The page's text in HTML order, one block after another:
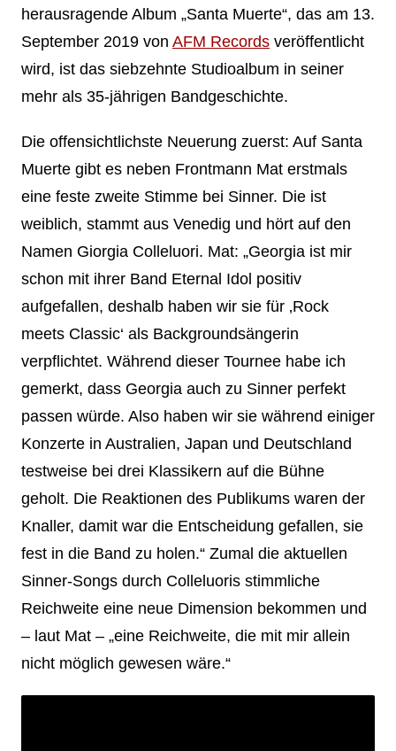
herausragende Album „Santa Muerte“, das am 13.
September 2019 von AFM Recordsveröffentlicht
wird, ist das siebzehnte Studioalbum in seiner
mehr als 35-jährigen Bandgeschichte.
Die offensichtlichste Neuerung zuerst: Auf Santa
Muerte gibt es neben Frontmann Mat erstmals
eine feste zweite Stimme bei Sinner. Die ist
weiblich, stammt aus Venedig und hört auf den
Namen Giorgia Colleluori. Mat: „Georgia ist mir
schon mit ihrer Band Eternal Idol positiv
aufgefallen, deshalb haben wir sie für ‚Rock
meets Classic‘ als Backgroundsängerin
verpflichtet. Während dieser Tournee habe ich
gemerkt, dass Georgia auch zu Sinner perfekt
passen würde. Also haben wir sie während einiger
Konzerte in Australien, Japan und Deutschland
testweise bei drei Klassikern auf die Bühne
geholt. Die Reaktionen des Publikums waren der
Knaller, damit war die Entscheidung gefallen, sie
fest in die Band zu holen.“ Zumal die aktuellen
Sinner-Songs durch Colleluoris stimmliche
Reichweite eine neue Dimension bekommen und
– laut Mat – „eine Reichweite, die mit mir allein
nicht möglich gewesen wäre.“